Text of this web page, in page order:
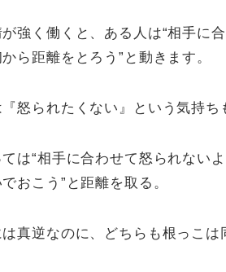
強く働くと、ある人は“相手に
ら距離をとろう”と動きます。
怒られたくない』という気持ち
ては“相手に合わせて怒られない
おこう”と距離を取る。
真逆なのに、どちらも根っこ